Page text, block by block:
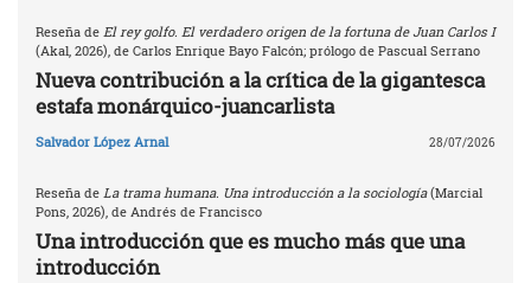
Reseña de El rey golfo. El verdadero origen de la fortuna de Juan Carlos I
(Akal, 2026), de Carlos Enrique Bayo Falcón; prólogo de Pascual Serrano
Nueva contribución a la crítica de la gigantesca
estafa monárquico-juancarlista
Salvador López Arnal 28/07/2026
Reseña de La trama humana. Una introducción a la sociología(Marcial
Pons, 2026), de Andrés de Francisco
Una introducción que es mucho más que una
introducción